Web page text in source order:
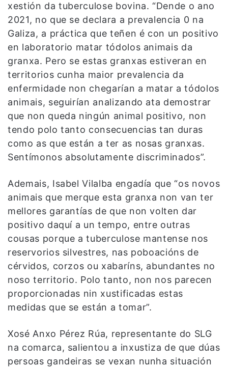
xestión da tuberculose bovina. “Dende o ano
2021, no que se declara a prevalencia 0 na
Galiza, a práctica que teñen é con un positivo
en laboratorio matar tódolos animais da
granxa. Pero se estas granxas estiveran en
territorios cunha maior prevalencia da
enfermidade non chegarían a matar a tódolos
animais, seguirían analizando ata demostrar
que non queda ningún animal positivo, non
tendo polo tanto consecuencias tan duras
como as que están a ter as nosas granxas.
Sentímonos absolutamente discriminados”.
Ademais, Isabel Vilalba engadía que “os novos
animais que merque esta granxa non van ter
mellores garantías de que non volten dar
positivo daquí a un tempo, entre outras
cousas porque a tuberculose mantense nos
reservorios silvestres, nas poboacións de
cérvidos, corzos ou xabaríns, abundantes no
noso territorio. Polo tanto, non nos parecen
proporcionadas nin xustificadas estas
medidas que se están a tomar”.
Xosé Anxo Pérez Rúa, representante do SLG
na comarca, salientou a inxustiza de que dúas
persoas gandeiras se vexan nunha situación